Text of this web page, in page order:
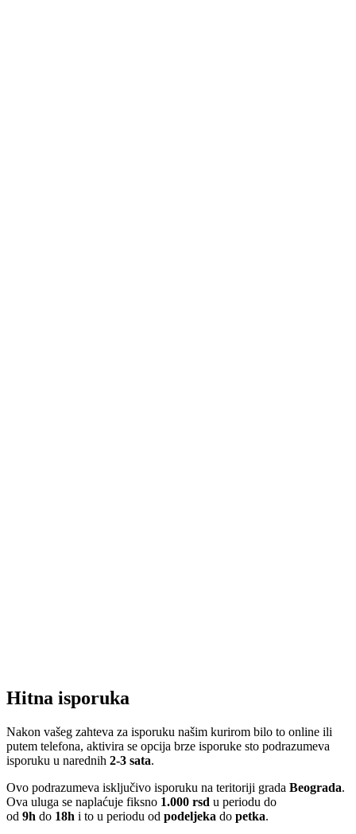
Hitna isporuka
Nakon vašeg zahteva za isporuku našim kurirom bilo to online ili
putem telefona, aktivira se opcija brze isporuke sto podrazumeva
isporuku u narednih 2-3 sata.
Ovo podrazumeva isključivo isporuku na teritoriji grada Beograda.
Ova uluga se naplaćuje fiksno 1.000 rsd u periodu do
od 9h do 18h i to u periodu od podeljeka do petka.